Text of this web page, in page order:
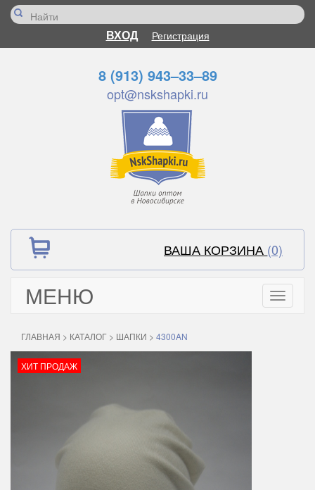
ВХОД Регистрация
8 (913) 943–33–89
opt@nskshapki.ru
ВАША КОРЗИНА (0)
МЕНЮ
Toggle
ГЛАВНАЯ > КАТАЛОГ > ШАПКИ > 4300AN
ХИТ ПРОДАЖ